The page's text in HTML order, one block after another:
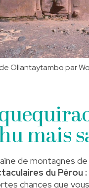
Ollantaytambo par
mais
de montagnes
du Pérou
chances que